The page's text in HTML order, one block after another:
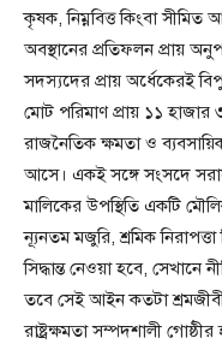
কৃষক, নিম্নবিত্ত কিংবা সীমিত
অবস্থানের প্রতিফলন প্রায়
সদস্যদের প্রায় অর্ধেকেরই
মোট পরিমাণ প্রায় ১১
রাজনৈতিক ক্ষমতা ও ব্যবসায়িক
আসে। একই সঙ্গে সংসদে
মালিকের উপস্থিতি একটি
ন্যূনতম মজুরি, শ্রমিক
সিদ্ধান্ত নেওয়া হবে, সেখানে
তবে সেই আইন কতটা
রাষ্ট্রক্ষমতা সম্পদশালী